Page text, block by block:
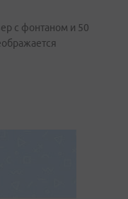
с фонтаном и 50